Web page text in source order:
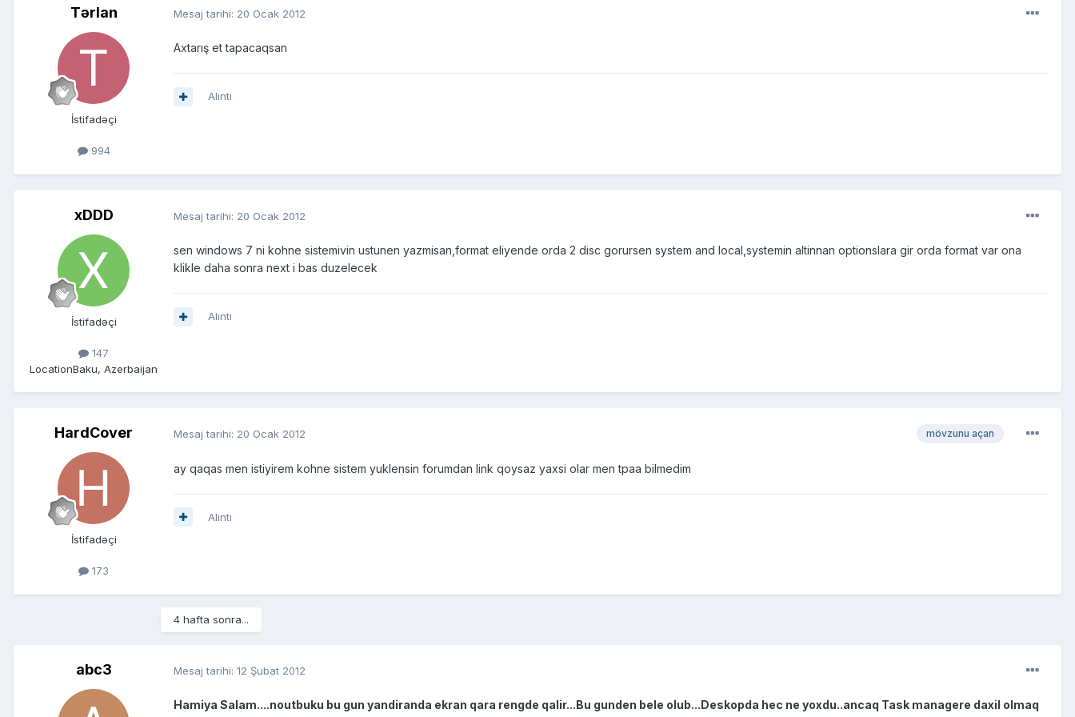
Tərlan
İstifadəçi
994
Mesaj tarihi: 20 Ocak 2012
Axtarış et tapacaqsan
Alıntı
xDDD
İstifadəçi
147
LocationBaku, Azerbaijan
Mesaj tarihi: 20 Ocak 2012
sen windows 7 ni kohne sistemivin ustunen yazmisan,format eliyende orda 2 disc gorursen system and local,systemin altinnan optionslara gir orda format var ona
klikle daha sonra next i bas duzelecek
Alıntı
HardCover
İstifadəçi
173
mövzunu açan
Mesaj tarihi: 20 Ocak 2012
ay qaqas men istiyirem kohne sistem yuklensin forumdan link qoysaz yaxsi olar men tpaa bilmedim
Alıntı
4 hafta sonra...
abc3 Mesaj tarihi: 12 Şubat 2012
Hamiya Salam....noutbuku bu gun yandiranda ekran qara rengde qalir...Bu gunden bele olub...Deskopda hec ne yoxdu..ancaq Task managere daxil olmaq